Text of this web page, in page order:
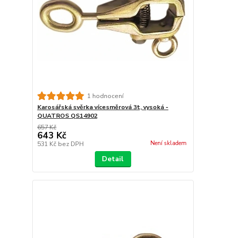
1 hodnocení
Karosářská svěrka vícesměrová 3t, vysoká -
QUATROS QS14902
657 Kč
643 Kč
531 Kč bez DPH Není skladem
Detail